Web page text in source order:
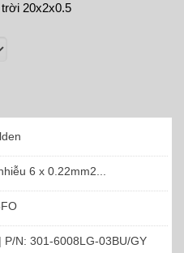
trời 20x2x0.5
6 x 0.22mm2...
N: 301-6008LG-03BU/GY